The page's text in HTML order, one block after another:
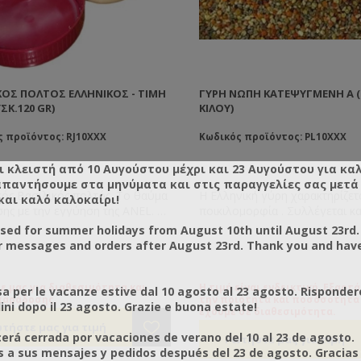
ΠΟΛΤΌΣ ΕΛΛΗΝΙΚΌΣ - ΤΙΜΉ
GR)
προϊόντος: RJ10XXX
Βασιλικός πολτός. Το θαύμα
με την εγγύηση της ANEL. Οι
μας πέραν του ότι είναι
ελέγχονται συνεχώς για τη
του προϊόντος. Μπορείτε να
( το χειμώνα )
πολτός που σας διαθέτουμε
παραγωγής.
μας για διαθεσιμότητα και
ΓΎΡΗ ΝΩΠΉ ΚΑΤΕΨΥΓΜΈΝΗ Α
ΚΙΛΟΎ)
Κωδικός προϊόντος: PL10XXX
Η Ελληνική γύρη
, καθαρίζεται και αφού
πλεονάζουσα υγρασία ( ώστε
σβολιάσει ) καταψύχεται . Η γύρη που
παραγωγούς που σέβονται
τη δουλειά τους. Διακινείται
από μεγαλύτερη ποικιλία
από ότι η Β ποιότητα .
Η τιμή είναι ενδεικτική.
την ποιότητα και
έχουμε σε διαθεσιμότητα.
κλειστή από 10 Αυγούστου μέχρι και 23 Αυγούστου για
στα μηνύματα και στις παραγγελίες σας μετά
καλό καλοκαίρι!
for summer holidays from August 10th until August
messages and orders after August 23rd. Thank you and
per le vacanze estive dal 10 agosto al 23 agosto.
dopo il 23 agosto. Grazie e buona estate!
cerrada por vacaciones de verano del 10 al 23 de agosto.
a sus mensajes y pedidos después del 23 de agosto.